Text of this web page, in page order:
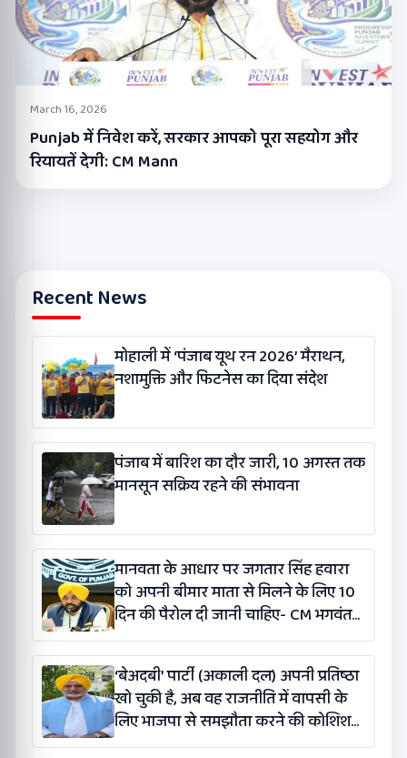
March 16, 2026
Punjab में निवेश करें, सरकार आपको पूरा सहयोग और
रियायतें देगी: CM Mann
Recent News
मोहाली में ‘पंजाब यूथ रन 2026’ मैराथन,
नशामुक्ति और फिटनेस का दिया संदेश
पंजाब में बारिश का दौर जारी, 10 अगस्त तक
मानसून सक्रिय रहने की संभावना
मानवता के आधार पर जगतार सिंह हवारा
को अपनी बीमार माता से मिलने के लिए 10
दिन की पैरोल दी जानी चाहिए- CM भगवंत
सिंह मान
‘बेअदबी’ पार्टी (अकाली दल) अपनी प्रतिष्ठा
खो चुकी है, अब वह राजनीति में वापसी के
लिए भाजपा से समझौता करने की कोशिश
कर रही है: बलतेज पन्नू